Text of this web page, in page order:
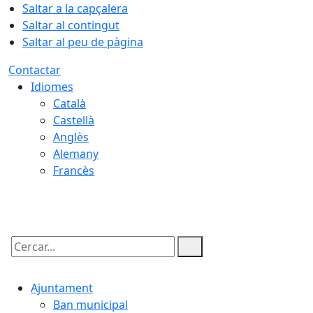
Saltar a la capçalera
Saltar al contingut
Saltar al peu de pàgina
Contactar
Idiomes
Català
Castellà
Anglès
Alemany
Francès
Cercar:
Ajuntament
Ban municipal